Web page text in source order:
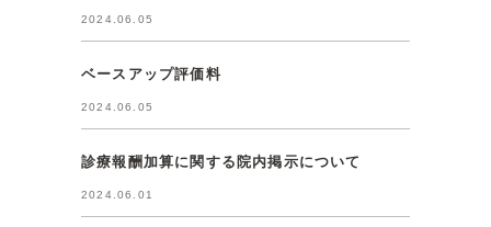
2024.06.05
ベースアップ評価料
2024.06.05
診療報酬加算に関する院内掲示について
2024.06.01